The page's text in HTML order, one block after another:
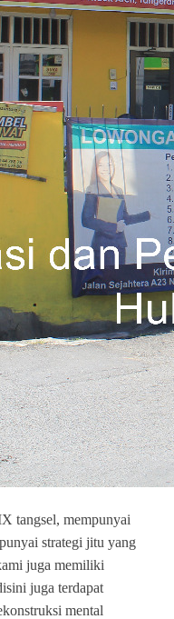
tangsel, mempunyai
strategi jitu yang
juga memiliki
juga terdapat
mental